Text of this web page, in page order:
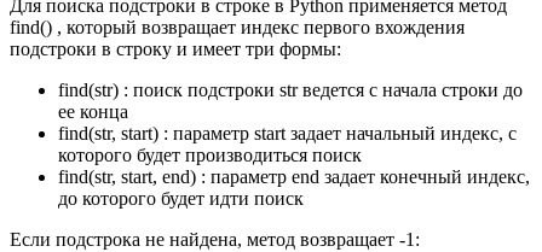
Для поиска подстроки в строке в Python применяется метод
find() , который возвращает индекс первого вхождения
подстроки в строку и имеет три формы:
find(str) : поиск подстроки str ведется с начала строки до
ее конца
find(str, start) : параметр start задает начальный индекс, с
которого будет производиться поиск
find(str, start, end) : параметр end задает конечный индекс,
до которого будет идти поиск
Если подстрока не найдена, метод возвращает -1: